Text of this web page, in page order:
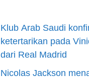
Klub Arab Saudi
ketertarikan pada
dari Real Madrid
Nicolas Jackson